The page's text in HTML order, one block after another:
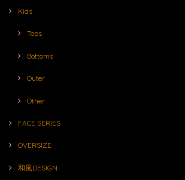
Kids
Tops
Bottoms
Outer
Other
FACE SERIES
OVERSIZE
和風DESIGN